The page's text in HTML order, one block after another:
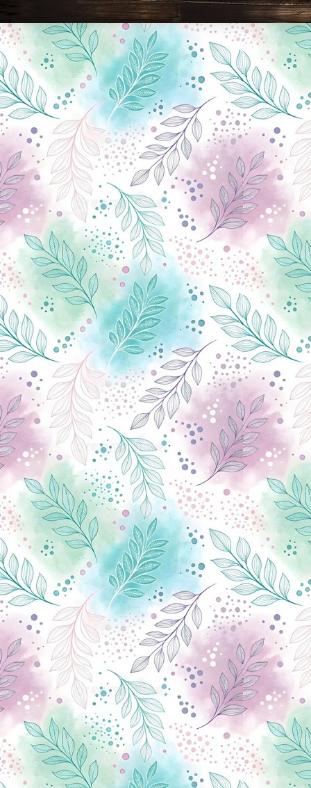
Новини Чернігова, Чернігівські новини, Чернігівський формат, новини Чернігова, події в Чернігові: політика, економіка, аналітика, культура, відеоновини, екологія, спортивний Чернігів, туризм, Чернігів